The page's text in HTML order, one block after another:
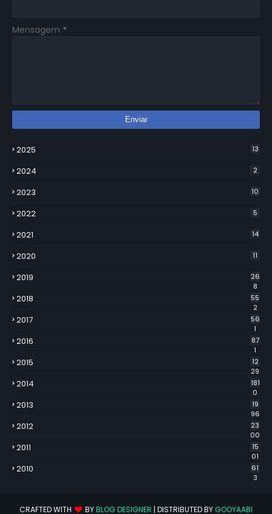
Mensagem *
2025 13
2024 2
2023 10
2022 5
2021 14
2020 11
2019
26
8
2018
55
2
2017
56
1
2016
87
1
2015
12
29
2014
181
0
2013
19
96
2012
23
00
2011
15
01
2010
61
3
CRAFTED WITH BYBLOG DESIGNER | DISTRIBUTED BY GOOYAABI